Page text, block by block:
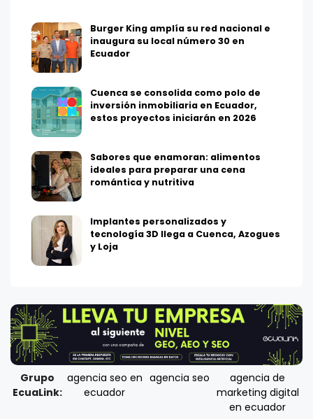
Burger King amplía su red nacional e
inaugura su local número 30 en
Ecuador
Cuenca se consolida como polo de
inversión inmobiliaria en Ecuador,
estos proyectos iniciarán en 2026
Sabores que enamoran: alimentos
ideales para preparar una cena
romántica y nutritiva
Implantes personalizados y
tecnología 3D llega a Cuenca, Azogues
y Loja
Grupo
EcuaLink:
agencia seo en
ecuador
agencia seo
agencia de
marketing digital
en ecuador